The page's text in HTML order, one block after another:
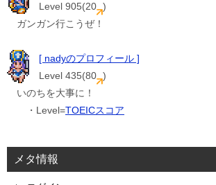
Level 905(20 )
ガンガン行こうぜ！
[ nadyのプロフィール ]
Level 435(80 )
いのちを大事に！
・Level=TOEICスコア
メタ情報